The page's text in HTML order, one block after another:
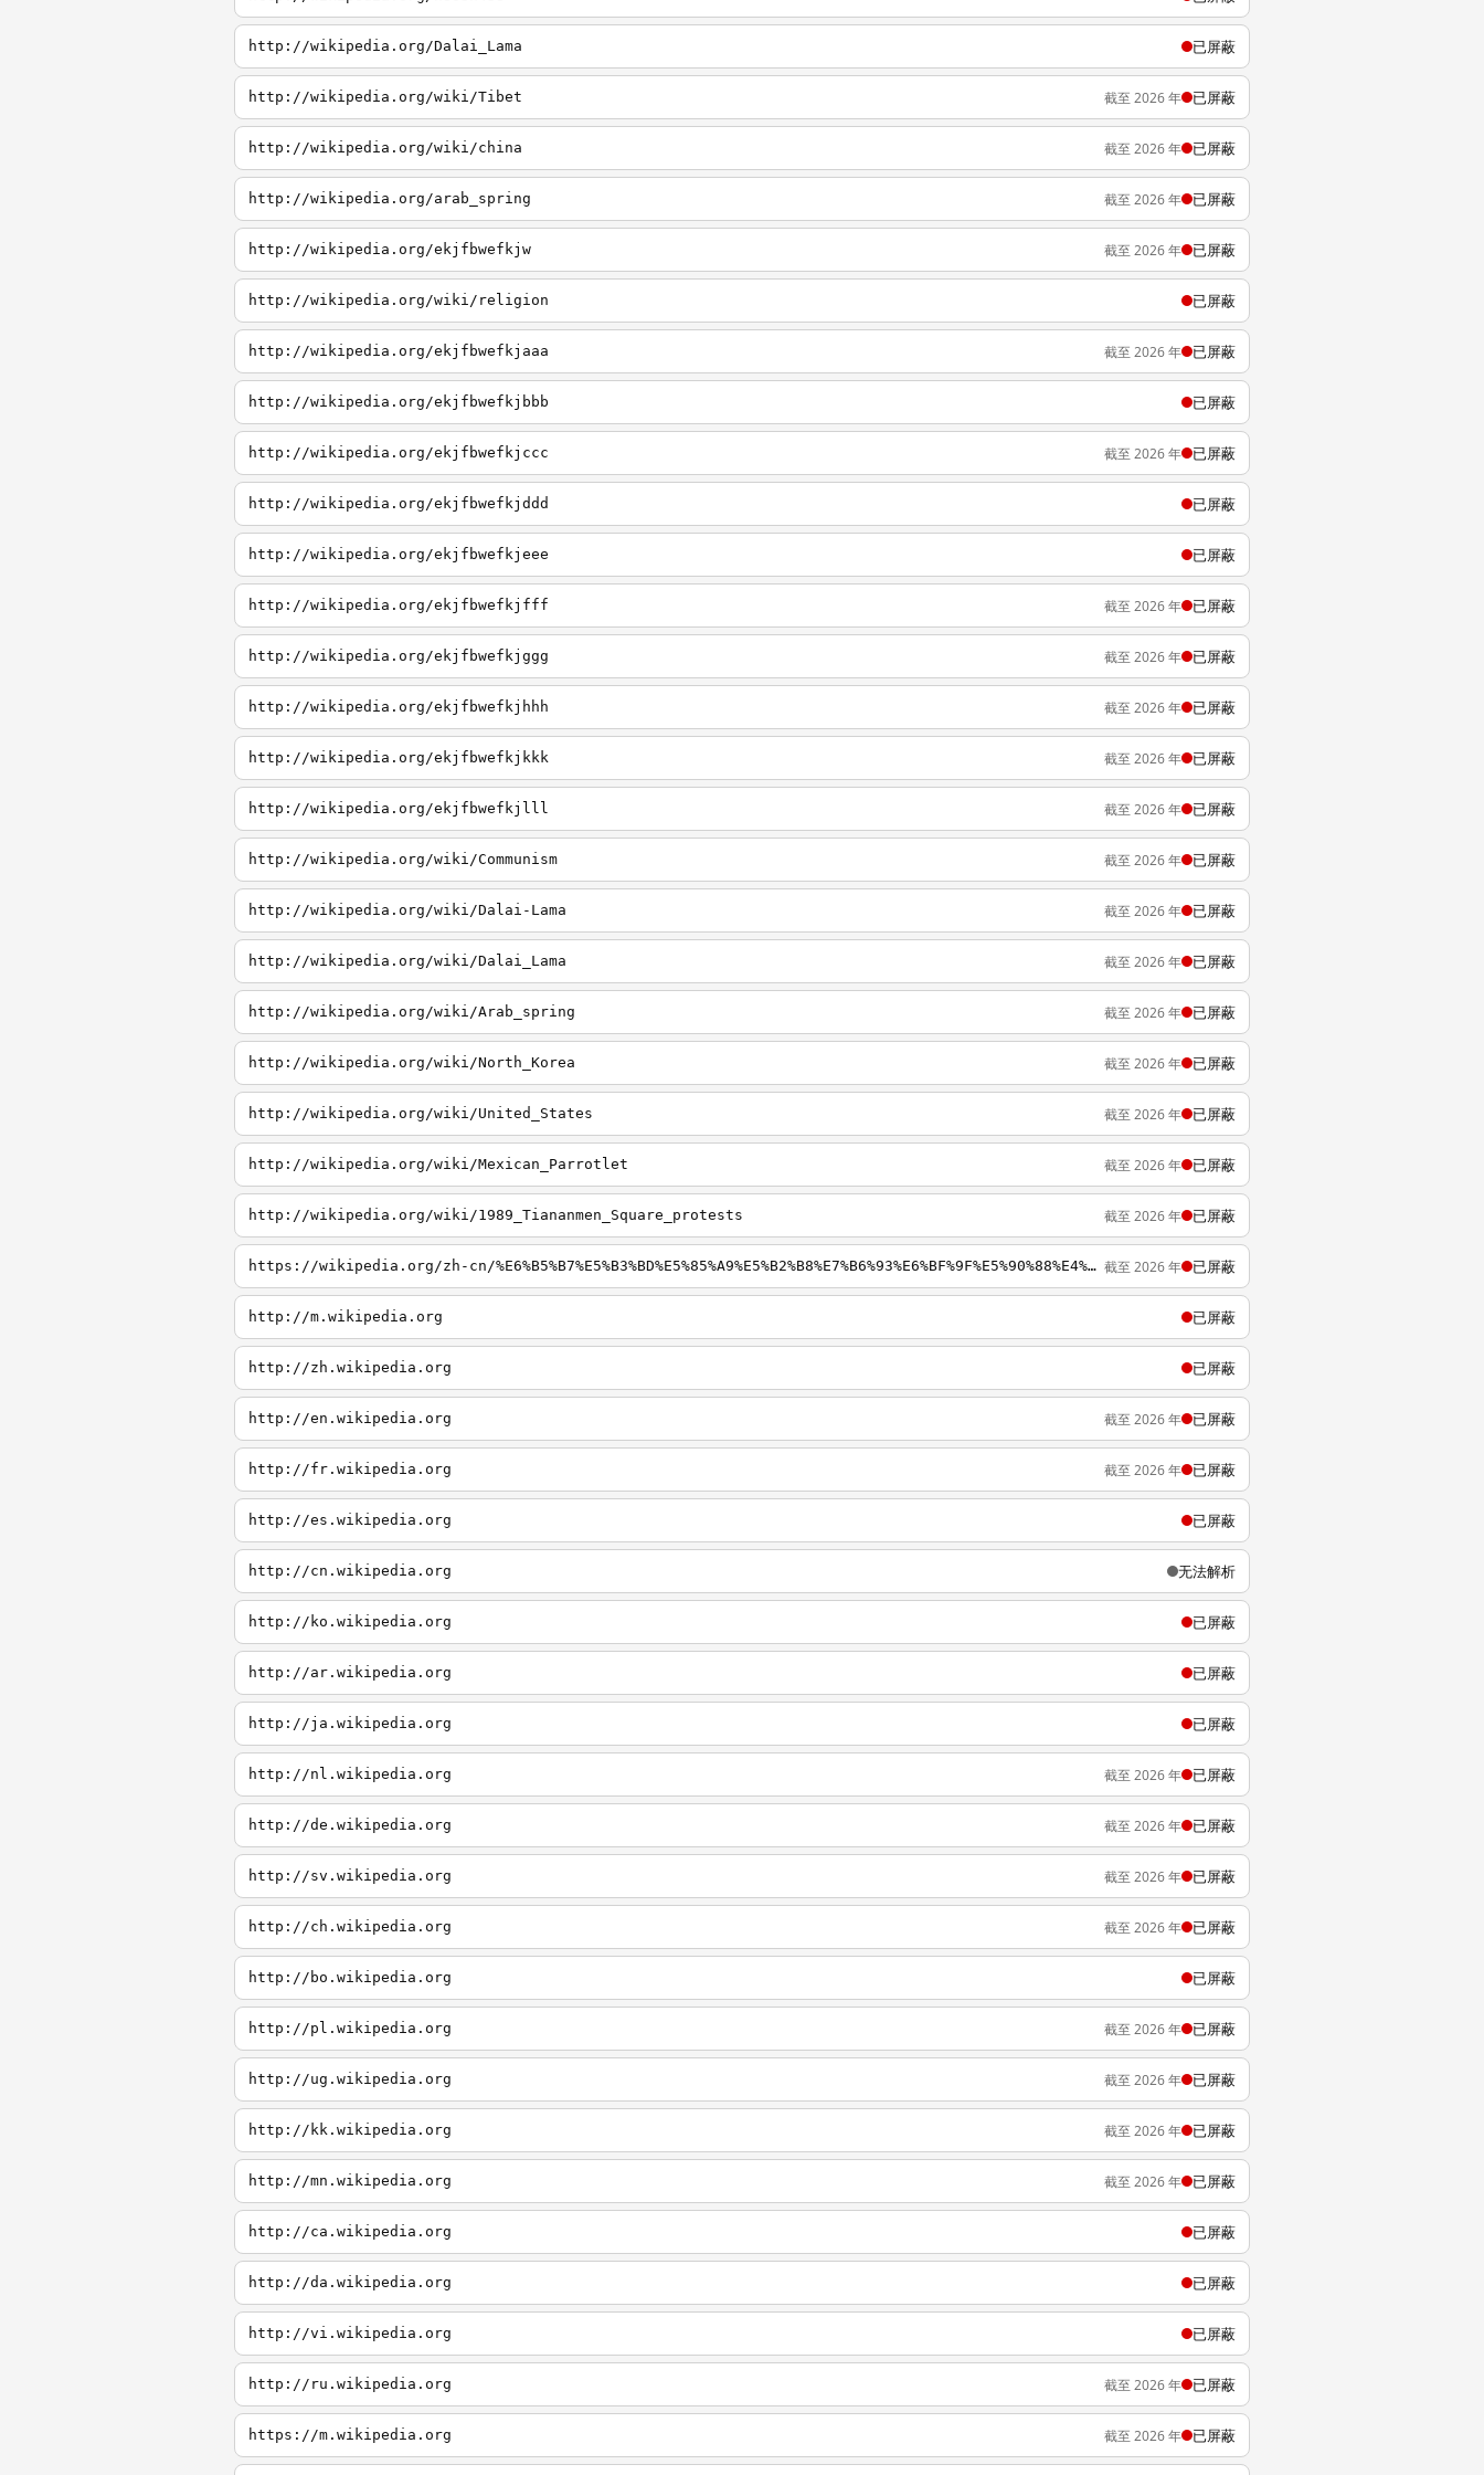
http://wikipedia.org/Dalai_Lama 已屏蔽
http://wikipedia.org/wiki/Tibet 截至 2026 年 已屏蔽
http://wikipedia.org/wiki/china 截至 2026 年 已屏蔽
http://wikipedia.org/arab_spring 截至 2026 年 已屏蔽
http://wikipedia.org/ekjfbwefkjw 截至 2026 年 已屏蔽
http://wikipedia.org/wiki/religion 已屏蔽
http://wikipedia.org/ekjfbwefkjaaa 截至 2026 年 已屏蔽
http://wikipedia.org/ekjfbwefkjbbb 已屏蔽
http://wikipedia.org/ekjfbwefkjccc 截至 2026 年 已屏蔽
http://wikipedia.org/ekjfbwefkjddd 已屏蔽
http://wikipedia.org/ekjfbwefkjeee 已屏蔽
http://wikipedia.org/ekjfbwefkjfff 截至 2026 年 已屏蔽
http://wikipedia.org/ekjfbwefkjggg 截至 2026 年 已屏蔽
http://wikipedia.org/ekjfbwefkjhhh 截至 2026 年 已屏蔽
http://wikipedia.org/ekjfbwefkjkkk 截至 2026 年 已屏蔽
http://wikipedia.org/ekjfbwefkjlll 截至 2026 年 已屏蔽
http://wikipedia.org/wiki/Communism 截至 2026 年 已屏蔽
http://wikipedia.org/wiki/Dalai-Lama 截至 2026 年 已屏蔽
http://wikipedia.org/wiki/Dalai_Lama 截至 2026 年 已屏蔽
http://wikipedia.org/wiki/Arab_spring 截至 2026 年 已屏蔽
http://wikipedia.org/wiki/North_Korea 截至 2026 年 已屏蔽
http://wikipedia.org/wiki/United_States 截至 2026 年 已屏蔽
http://wikipedia.org/wiki/Mexican_Parrotlet 截至 2026 年 已屏蔽
http://wikipedia.org/wiki/1989_Tiananmen_Square_protests 截至 2026 年 已屏蔽
https://wikipedia.org/zh-cn/%E6%B5%B7%E5%B3%BD%E5%85%A9%E5%B2%B8%E7%B6%93%E6%BF%9F%E5%90%88%E4%BD%9C%E6%9E%B6%E6%A7%8B%E5%8D%94%E8%AD%B0 截至 2026 年 已屏蔽
http://m.wikipedia.org 已屏蔽
http://zh.wikipedia.org 已屏蔽
http://en.wikipedia.org 截至 2026 年 已屏蔽
http://fr.wikipedia.org 截至 2026 年 已屏蔽
http://es.wikipedia.org 已屏蔽
http://cn.wikipedia.org 无法解析
http://ko.wikipedia.org 已屏蔽
http://ar.wikipedia.org 已屏蔽
http://ja.wikipedia.org 已屏蔽
http://nl.wikipedia.org 截至 2026 年 已屏蔽
http://de.wikipedia.org 截至 2026 年 已屏蔽
http://sv.wikipedia.org 截至 2026 年 已屏蔽
http://ch.wikipedia.org 截至 2026 年 已屏蔽
http://bo.wikipedia.org 已屏蔽
http://pl.wikipedia.org 截至 2026 年 已屏蔽
http://ug.wikipedia.org 截至 2026 年 已屏蔽
http://kk.wikipedia.org 截至 2026 年 已屏蔽
http://mn.wikipedia.org 截至 2026 年 已屏蔽
http://ca.wikipedia.org 已屏蔽
http://da.wikipedia.org 已屏蔽
http://vi.wikipedia.org 已屏蔽
http://ru.wikipedia.org 截至 2026 年 已屏蔽
https://m.wikipedia.org 截至 2026 年 已屏蔽